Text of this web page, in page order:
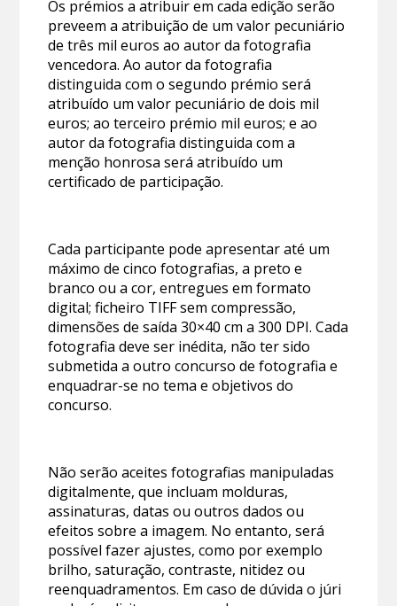
Os prémios a atribuir em cada edição serão
preveem a atribuição de um valor pecuniário
de três mil euros ao autor da fotografia
vencedora. Ao autor da fotografia
distinguida com o segundo prémio será
atribuído um valor pecuniário de dois mil
euros; ao terceiro prémio mil euros; e ao
autor da fotografia distinguida com a
menção honrosa será atribuído um
certificado de participação.
Cada participante pode apresentar até um
máximo de cinco fotografias, a preto e
branco ou a cor, entregues em formato
digital; ficheiro TIFF sem compressão,
dimensões de saída 30×40 cm a 300 DPI. Cada
fotografia deve ser inédita, não ter sido
submetida a outro concurso de fotografia e
enquadrar-se no tema e objetivos do
concurso.
Não serão aceites fotografias manipuladas
digitalmente, que incluam molduras,
assinaturas, datas ou outros dados ou
efeitos sobre a imagem. No entanto, será
possível fazer ajustes, como por exemplo
brilho, saturação, contraste, nitidez ou
reenquadramentos. Em caso de dúvida o júri